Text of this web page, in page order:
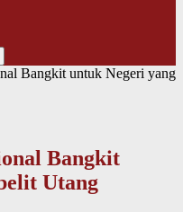
Bangkit untuk Negeri yang
Bangkit
Utang